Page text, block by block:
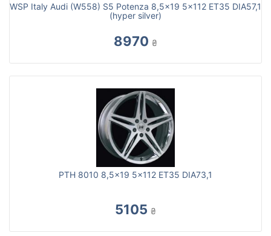
WSP Italy Audi (W558) S5 Potenza 8,5x19 5x112 ET35 DIA57,1
(hyper silver)
8970 ₴
PTH 8010 8,5x19 5x112 ET35 DIA73,1
5105 ₴